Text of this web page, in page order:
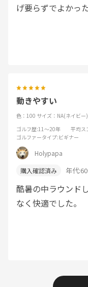
げ要らずでよかった
動きやすい
色：100 サイズ：NA(ネイビー)
ゴルフ歴:11～20年 平均ス
ゴルファータイプ:ビギナー
Holypapa
年代:
酷暑の中ラウンド
なく快適でした。